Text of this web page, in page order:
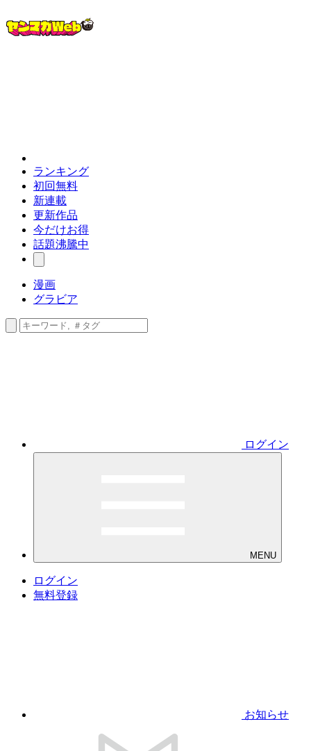
ランキング
初回無料
新連載
更新作品
今だけお得
話題沸騰中
漫画
グラビア
ログイン
MENU
ログイン
無料登録
お知らせ